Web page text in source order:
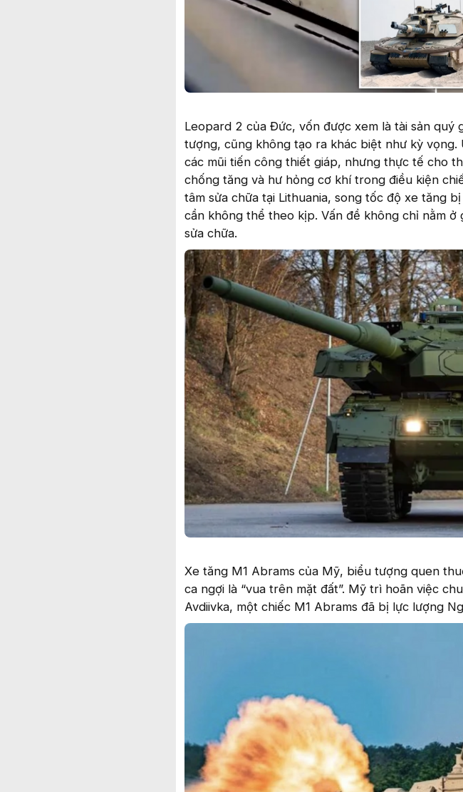
Leopard 2 của Đức, vốn được xem là tài sản quý
tượng, cũng không tạo ra khác biệt như kỳ
các mũi tiến công thiết giáp, nhưng thực tế cho
chống tăng và hư hỏng cơ khí trong điều kiện
tâm sửa chữa tại Lithuania, song tốc độ xe tăng
cần không thể theo kịp. Vấn đề không chỉ nằm
sửa chữa.
Xe tăng M1 Abrams của Mỹ, biểu tượng quen
ca ngợi là “vua trên mặt đất”. Mỹ trì hoãn việc
Avdiivka, một chiếc M1 Abrams đã bị lực lượng